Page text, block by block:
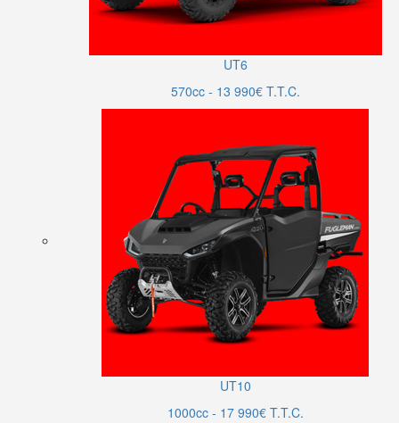
UT6
570cc - 13 990€ T.T.C.
UT10
1000cc - 17 990€ T.T.C.